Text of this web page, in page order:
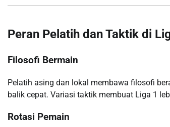
Peran Pelatih dan Taktik di
Filosofi Bermain
Pelatih asing dan lokal membawa filosofi
balik cepat. Variasi taktik membuat Liga 1
Rotasi Pemain